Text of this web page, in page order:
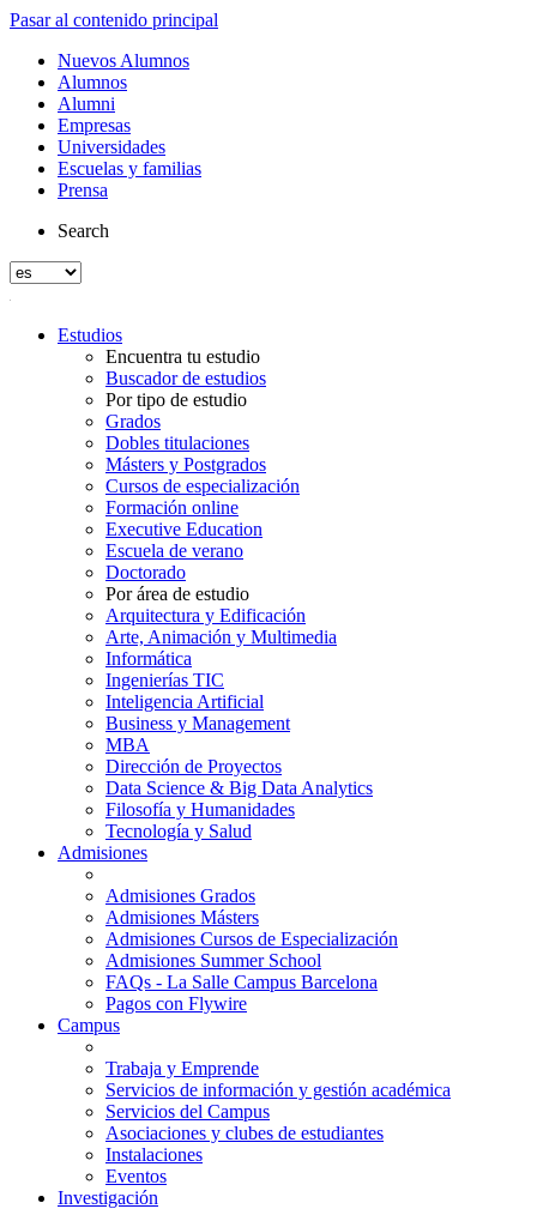
Pasar al contenido principal
Nuevos Alumnos
Alumnos
Alumni
Empresas
Universidades
Escuelas y familias
Prensa
Search
Estudios
Encuentra tu estudio
Buscador de estudios
Por tipo de estudio
Grados
Dobles titulaciones
Másters y Postgrados
Cursos de especialización
Formación online
Executive Education
Escuela de verano
Doctorado
Por área de estudio
Arquitectura y Edificación
Arte, Animación y Multimedia
Informática
Ingenierías TIC
Inteligencia Artificial
Business y Management
MBA
Dirección de Proyectos
Data Science & Big Data Analytics
Filosofía y Humanidades
Tecnología y Salud
Admisiones
Admisiones Grados
Admisiones Másters
Admisiones Cursos de Especialización
Admisiones Summer School
FAQs - La Salle Campus Barcelona
Pagos con Flywire
Campus
Trabaja y Emprende
Servicios de información y gestión académica
Servicios del Campus
Asociaciones y clubes de estudiantes
Instalaciones
Eventos
Investigación